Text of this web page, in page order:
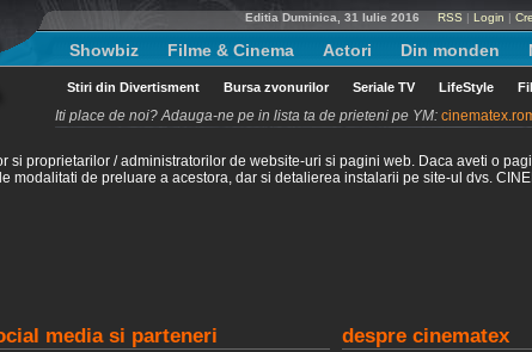
Editia Duminica, 31 Iulie 2016 RSS | Login |
Showbiz Filme & Cinema Actori Din monden
Stiri din Divertisment Bursa zvonurilor Seriale TV LifeStyle
Iti place de noi? Adauga-ne pe in lista ta de prieteni pe YM:
si proprietarilor / administratorilor de website-uri si pagini web. Daca aveti o
modalitati de preluare a acestora, dar si detalierea instalarii pe site-ul dvs.
despre cinematex
media si parteneri